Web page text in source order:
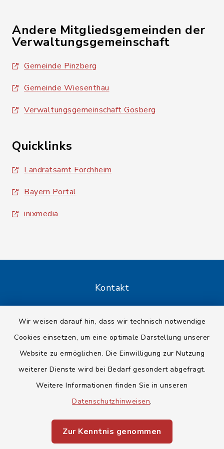
Wir weisen darauf hin, dass wir technisch notwendige
Cookies einsetzen, um eine optimale Darstellung unserer
Website zu ermöglichen. Die Einwilligung zur Nutzung
weiterer Dienste wird bei Bedarf gesondert abgefragt.
Weitere Informationen finden Sie in unseren
Datenschutzhinweisen.
Zur Kenntnis genommen
Andere Mitgliedsgemeinden der
Verwaltungsgemeinschaft
Gemeinde Pinzberg
Gemeinde Wiesenthau
Verwaltungsgemeinschaft Gosberg
Quicklinks
Landratsamt Forchheim
Bayern Portal
inixmedia
Kontakt
Datenschutz
Impressum
Sitemap
Cookie-Einstellungen